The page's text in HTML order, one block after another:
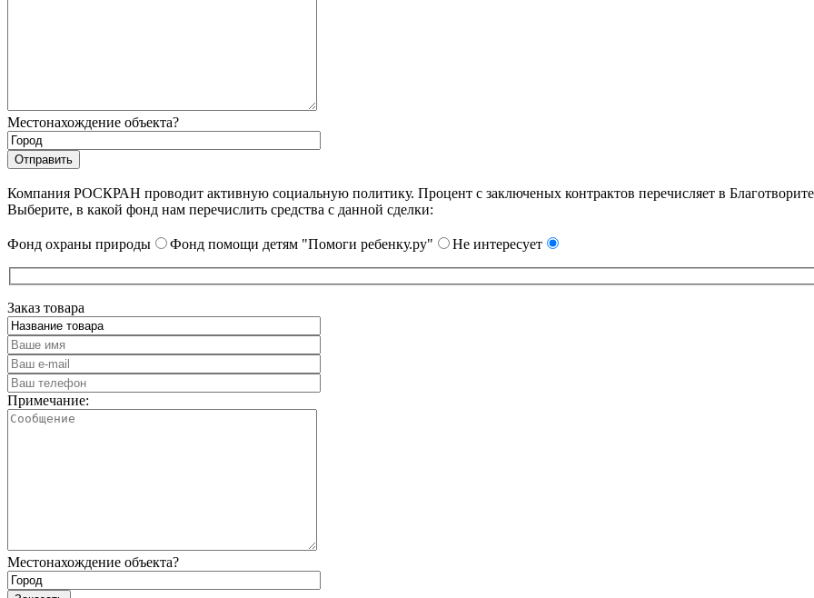
Местонахождение объекта?
Компания РОСКРАН проводит активную социальную политику. Процент с заключеных контрактов перечисляет в
Выберите, в какой фонд нам перечислить средства с данной сделки:
Фонд охраны природы Фонд помощи детям "Помоги ребенку.ру" Не интересует
Заказ товара
Примечание:
Местонахождение объекта?